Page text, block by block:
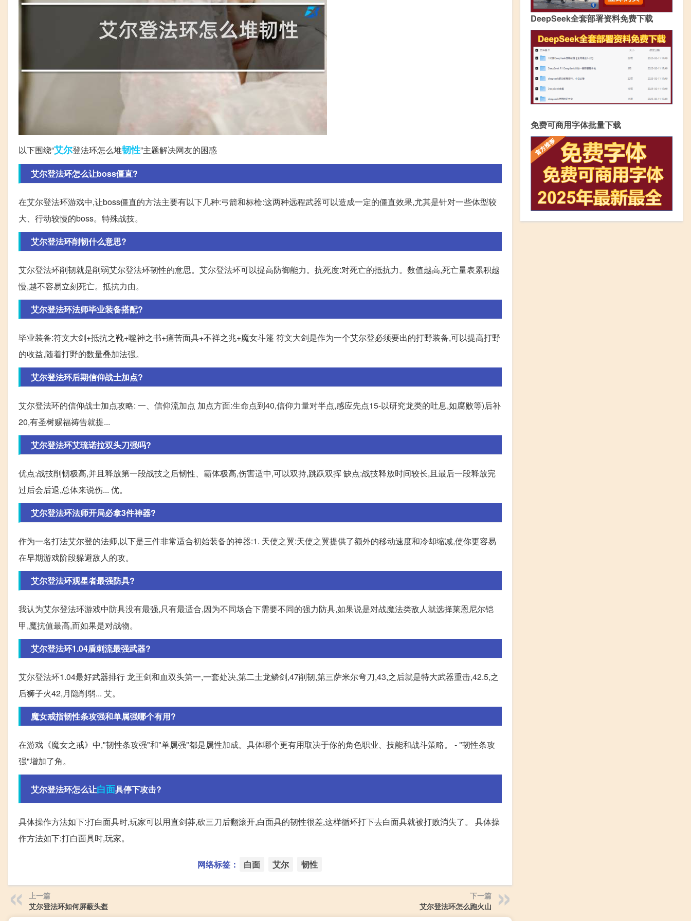
以下围绕“艾尔登法环怎么堆韧性”主题解决网友的困惑
艾尔登法环怎么让boss僵直?
在艾尔登法环游戏中,让boss僵直的方法主要有以下几种:弓箭和标枪:这两种远程武器可以造成一定的僵直效果,尤其是针对一些体型较
大、行动较慢的boss。特殊战技。
艾尔登法环削韧什么意思?
艾尔登法环削韧就是削弱艾尔登法环韧性的意思。艾尔登法环可以提高防御能力。抗死度:对死亡的抵抗力。数值越高,死亡量表累积越
慢,越不容易立刻死亡。抵抗力由。
艾尔登法环法师毕业装备搭配?
毕业装备:符文大剑+抵抗之靴+噬神之书+痛苦面具+不祥之兆+魔女斗篷 符文大剑是作为一个艾尔登必须要出的打野装备,可以提高打野
的收益,随着打野的数量叠加法强。
艾尔登法环后期信仰战士加点?
艾尔登法环的信仰战士加点攻略: 一、信仰流加点 加点方面:生命点到40,信仰力量对半点,感应先点15-以研究龙类的吐息,如腐败等)后补
20,有圣树赐福祷告就提...
艾尔登法环艾琉诺拉双头刀强吗?
优点:战技削韧极高,并且释放第一段战技之后韧性、霸体极高,伤害适中,可以双持,跳跃双挥 缺点:战技释放时间较长,且最后一段释放完
过后会后退,总体来说伤... 优。
艾尔登法环法师开局必拿3件神器?
作为一名打法艾尔登的法师,以下是三件非常适合初始装备的神器:1. 天使之翼:天使之翼提供了额外的移动速度和冷却缩减,使你更容易
在早期游戏阶段躲避敌人的攻。
艾尔登法环观星者最强防具?
我认为艾尔登法环游戏中防具没有最强,只有最适合,因为不同场合下需要不同的强力防具,如果说是对战魔法类敌人就选择莱恩尼尔铠
甲,魔抗值最高,而如果是对战物。
艾尔登法环1.04盾刺流最强武器?
艾尔登法环1.04最好武器排行 龙王剑和血双头第一,一套处决,第二土龙鳞剑,47削韧,第三萨米尔弯刀,43,之后就是特大武器重击,42.5,之
后狮子火42,月隐削弱... 艾。
魔女戒指韧性条攻强和单属强哪个有用?
在游戏《魔女之戒》中,"韧性条攻强"和"单属强"都是属性加成。具体哪个更有用取决于你的角色职业、技能和战斗策略。 - "韧性条攻
强"增加了角。
艾尔登法环怎么让白面具停下攻击?
具体操作方法如下:打白面具时,玩家可以用直剑莽,砍三刀后翻滚开,白面具的韧性很差,这样循环打下去白面具就被打败消失了。 具体操
作方法如下:打白面具时,玩家。
网络标签： 白面 艾尔 韧性
上一篇
艾尔登法环如何屏蔽头盔
下一篇
艾尔登法环怎么跑火山
DeepSeek全套部署资料免费下载
免费可商用字体批量下载